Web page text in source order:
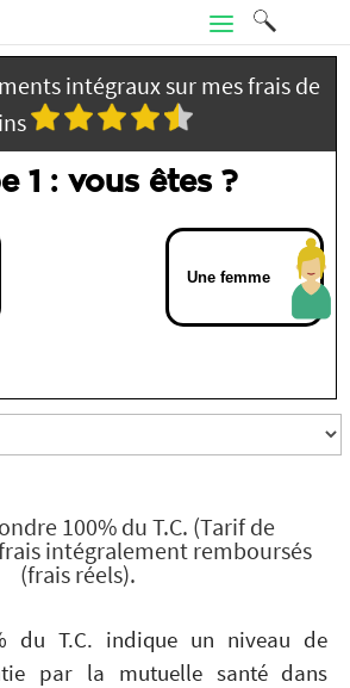
intégraux sur mes frais de
1 : vous êtes ?
Une femme
100% du T.C. (Tarif de
intégralement remboursés
(frais réels).
du T.C. indique un niveau de
par la mutuelle santé dans